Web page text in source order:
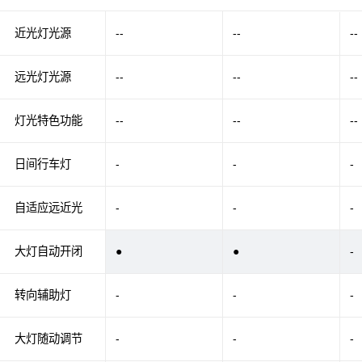
近光灯光源
远光灯光源
灯光特色功能
日间行车灯
自适应远近光
大灯自动开闭
转向辅助灯
大灯随动调节
-- -- --
-- -- --
-- -- --
- - -
- - -
● ● -
- - -
- - -